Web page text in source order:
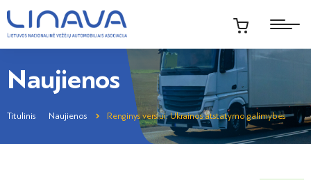
Naujienos
Titulinis Naujienos Renginys verslui: Ukrainos atstatymo galimybės